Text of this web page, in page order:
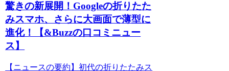
驚きの新展開！Googleの折りたた
みスマホ、さらに大画面で薄型に
進化！【&Buzzの口コミニュー
ス】
【ニュースの要約】初代の折りたたみス